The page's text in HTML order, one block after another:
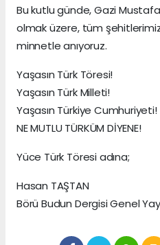
Bu kutlu günde, Gazi
olmak üzere, tüm
minnetle anıyoruz.
Yaşasın Türk Töresi!
Yaşasın Türk Milleti!
Yaşasın Türkiye Cumhuriyeti!
NE MUTLU TÜRKÜM DİYENE!
Yüce Türk Töresi adına;
Hasan TAŞTAN
Börü Budun Dergisi Genel